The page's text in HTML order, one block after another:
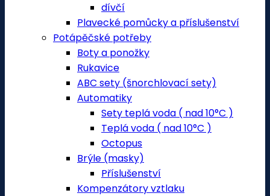
dívčí
Plavecké pomůcky a příslušenství
Potápěčské potřeby
Boty a ponožky
Rukavice
ABC sety (šnorchlovací sety)
Automatiky
Sety teplá voda ( nad 10°C )
Teplá voda ( nad 10°C )
Octopus
Brýle (masky)
Příslušenství
Kompenzátory vztlaku